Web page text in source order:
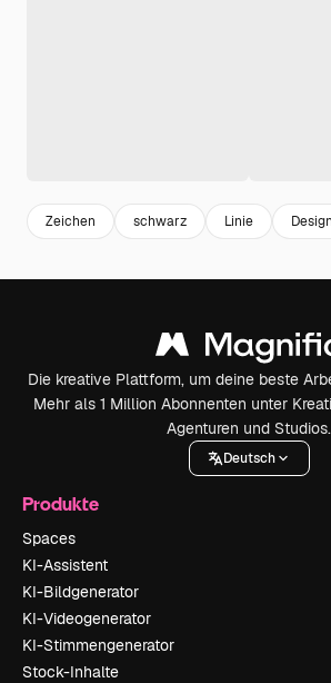
Zeichen schwarz Linie Design
Die kreative Plattform, um deine beste
Mehr als 1 Million Abonnenten unter
Agenturen und Studios.
Deutsch
Produkte
Spaces
KI-Assistent
KI-Bildgenerator
KI-Videogenerator
KI-Stimmengenerator
Stock-Inhalte